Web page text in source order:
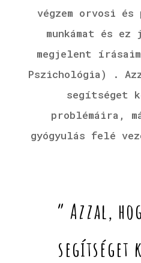
végzem orvosi
munkámat és
megjelent
Pszichológia) .
segítséget
problémáira,
gyógyulás felé
” Azzal,
segítséget